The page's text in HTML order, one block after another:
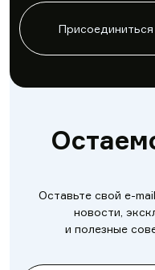
Присоединиться
Оставьте свой e-
новости,
и полезные